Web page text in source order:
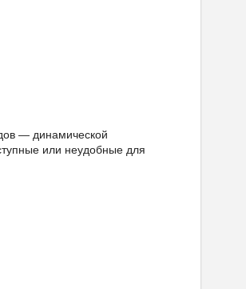
— динамической
или неудобные для